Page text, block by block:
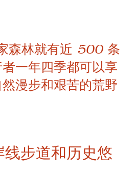
森林就有近 500 条
一年四季都可以享
漫步和艰苦的荒野
步道和历史悠